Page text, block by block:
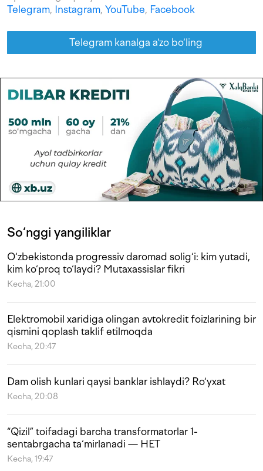
Telegram, Instagram, YouTube, Facebook
Telegram kanalga a'zo bo‘ling
So‘nggi yangiliklar
O‘zbekistonda progressiv daromad solig‘i: kim yutadi,
kim ko‘proq to‘laydi? Mutaxassislar fikri
Kecha, 21:00
Elektromobil xaridiga olingan avtokredit foizlarining bir
qismini qoplash taklif etilmoqda
Kecha, 20:47
Dam olish kunlari qaysi banklar ishlaydi? Ro‘yxat
Kecha, 20:08
“Qizil” toifadagi barcha transformatorlar 1-
sentabrgacha ta‘mirlanadi — HET
Kecha, 19:47